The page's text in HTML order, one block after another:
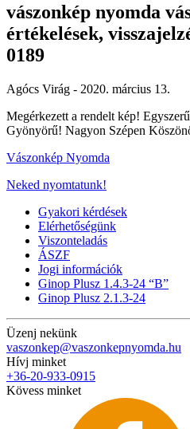
vászonkép nyomda
értékelések,
0189
Agócs Virág - 2020. március 13.
Megérkezett a rendelt kép!
Gyönyörű! Nagyon Szépen
Vászonkép Nyomda
Neked nyomtatunk!
Gyakori kérdések
Elérhetőségünk
Viszonteladás
ÁSZF
Jogi információk
Ginop Plusz 1.4.3-24 “B”
Ginop Plusz 2.1.3-24
Üzenj nekünk
vaszonkep@vaszonkepnyomda.hu
Hívj minket
+36-20-933-0915
Kövess minket